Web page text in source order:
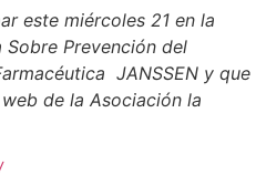
este miércoles 21 en la
Prevención del
JANSSEN y que
de la Asociación la